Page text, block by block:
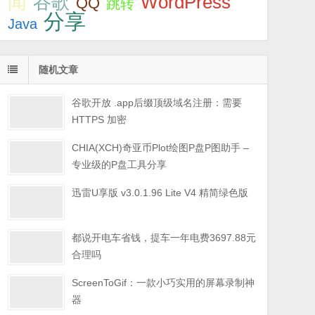
跳转
Java 分享
随机文章
谷歌开放 .app后缀顶级域名注册：需要
HTTPS 加密
CHIA(XCH)奇亚币Plot绘图P盘P图助手 –
专业级的P盘工具分享
迅雷U享版 v3.0.1.96 Lite V4 精简绿色版
都说开电车省钱，提车一年电费3697.88元
合理吗
ScreenToGif：一款小巧实用的屏幕录制神
器